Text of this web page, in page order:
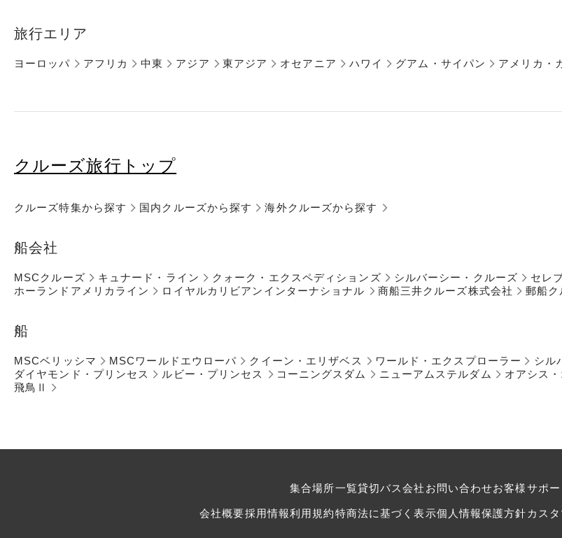
旅行エリア
ヨーロッパ アフリカ 中東 アジア 東アジア オセアニア ハワイ グアム・サイパン アメリカ・
クルーズ旅行トップ
クルーズ特集から探す 国内クルーズから探す 海外クルーズから探す
船会社
MSCクルーズ キュナード・ライン クォーク・エクスペディションズ シルバーシー・クルーズ セレ
ホーランドアメリカライン
ロイヤルカリビアンインターナショナル 商船三井クルーズ株式会社 郵船ク
船
MSCベリッシマ MSCワールドエウローパ クイーン・エリザベス ワールド・エクスプローラー シル
ダイヤモンド・プリンセス
ルビー・プリンセス コーニングスダム ニューアムステルダム オアシス
飛鳥Ⅱ
集合場所一覧貸切バス会社 お問い合わせお客様サポ
会社概要採用情報利用規約特商法に基づく表示個人情報保護方針 カス